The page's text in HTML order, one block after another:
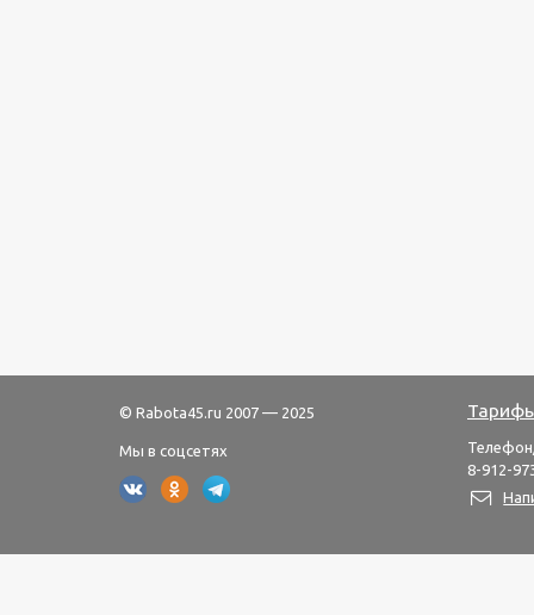
© Rabota45.ru 2007 — 2025
Мы в соцсетях
8-912-